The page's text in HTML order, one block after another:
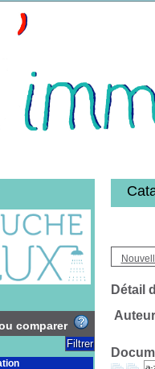
Détail
comparer